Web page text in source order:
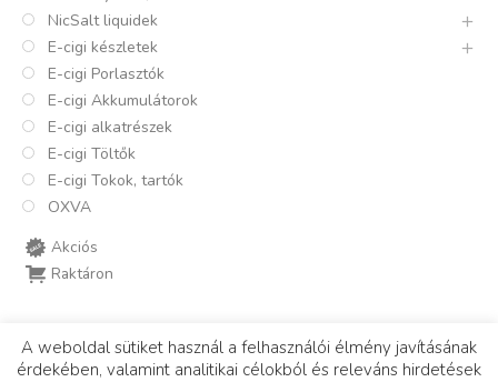
NicSalt liquidek
E-cigi készletek
E-cigi Porlasztók
E-cigi Akkumulátorok
E-cigi alkatrészek
E-cigi Töltők
E-cigi Tokok, tartók
OXVA
Akciós
Raktáron
A weboldal sütiket használ a felhasználói élmény javításának
érdekében, valamint analitikai célokból és releváns hirdetések